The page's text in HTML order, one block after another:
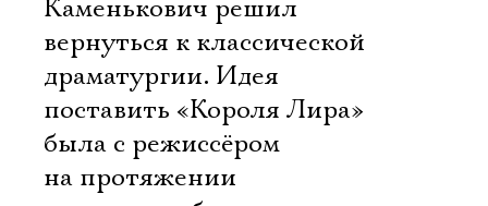
Каменькович решил
вернуться к классической
драматургии. Идея
поставить «Короля Лира»
была с режиссёром
на протяжении